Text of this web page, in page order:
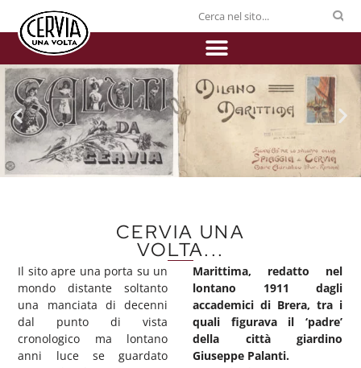
CERVIA UNA
VOLTA...
Il sito apre una porta su un
mondo distante soltanto
una manciata di decenni
dal punto di vista
cronologico ma lontano
anni luce se guardato
Marittima, redatto nel
lontano 1911 dagli
accademici di Brera, tra i
quali figurava il ‘padre’
della città giardino
Giuseppe Palanti.